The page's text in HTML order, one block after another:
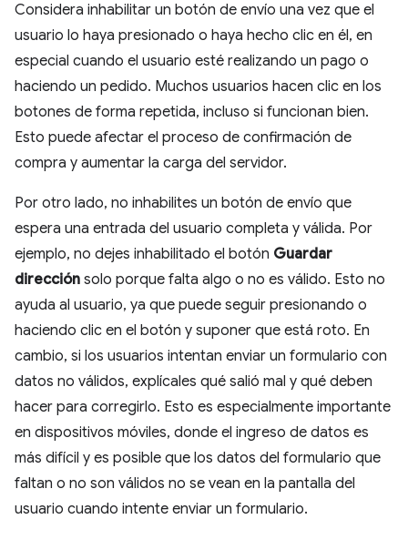
Considera inhabilitar un botón de envío una vez que el
usuario lo haya presionado o haya hecho clic en él, en
especial cuando el usuario esté realizando un pago o
haciendo un pedido. Muchos usuarios hacen clic en los
botones de forma repetida, incluso si funcionan bien.
Esto puede afectar el proceso de confirmación de
compra y aumentar la carga del servidor.
Por otro lado, no inhabilites un botón de envío que
espera una entrada del usuario completa y válida. Por
ejemplo, no dejes inhabilitado el botón Guardar
dirección solo porque falta algo o no es válido. Esto no
ayuda al usuario, ya que puede seguir presionando o
haciendo clic en el botón y suponer que está roto. En
cambio, si los usuarios intentan enviar un formulario con
datos no válidos, explícales qué salió mal y qué deben
hacer para corregirlo. Esto es especialmente importante
en dispositivos móviles, donde el ingreso de datos es
más difícil y es posible que los datos del formulario que
faltan o no son válidos no se vean en la pantalla del
usuario cuando intente enviar un formulario.